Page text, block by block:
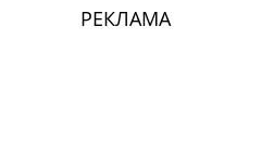
РЕКЛАМА